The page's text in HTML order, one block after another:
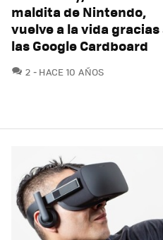
maldita de Nintendo,
vuelve a la vida gracias
las Google Cardboard
2 COMENTARIOS
HACE 10 AÑOS